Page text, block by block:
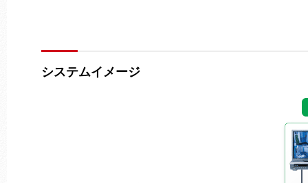
システムイメージ